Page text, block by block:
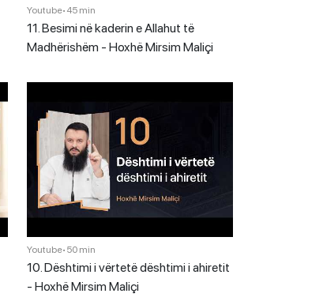
Youtube• 45 min
11. Besimi në kaderin e Allahut të
Madhërishëm - Hoxhë Mirsim Maliçi
Youtube• 50 min
10. Dështimi i vërtetë dështimi i ahiretit
- Hoxhë Mirsim Maliçi